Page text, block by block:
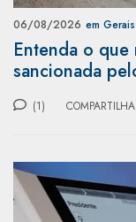
06/08/2026 em Gerais
Entenda o
sancionada
(1)